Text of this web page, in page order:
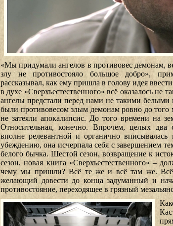
«Мы придумали ангелов в противовес демонам,
злу не противостояло большое добро»,
рассказывал, как ему пришла в голову идея
в духе «Сверхъестественного» всё оказалось не
ангелы предстали перед нами не такими
были противовесом злым демонам ровно до
не затеяли апокалипсис. До того времени на
Относительная, конечно. Впрочем, целых два
вполне релевантной и органично
убеждению, она исчерпала себя с завершением
белого бычка. Шестой сезон, возвращение к
сезон, новая книга «Сверхъестественного» –
чему мы пришли? Всё те же и всё там же. Всё
желающий довести до конца задуманный и
противостояние, переходящее в грязный